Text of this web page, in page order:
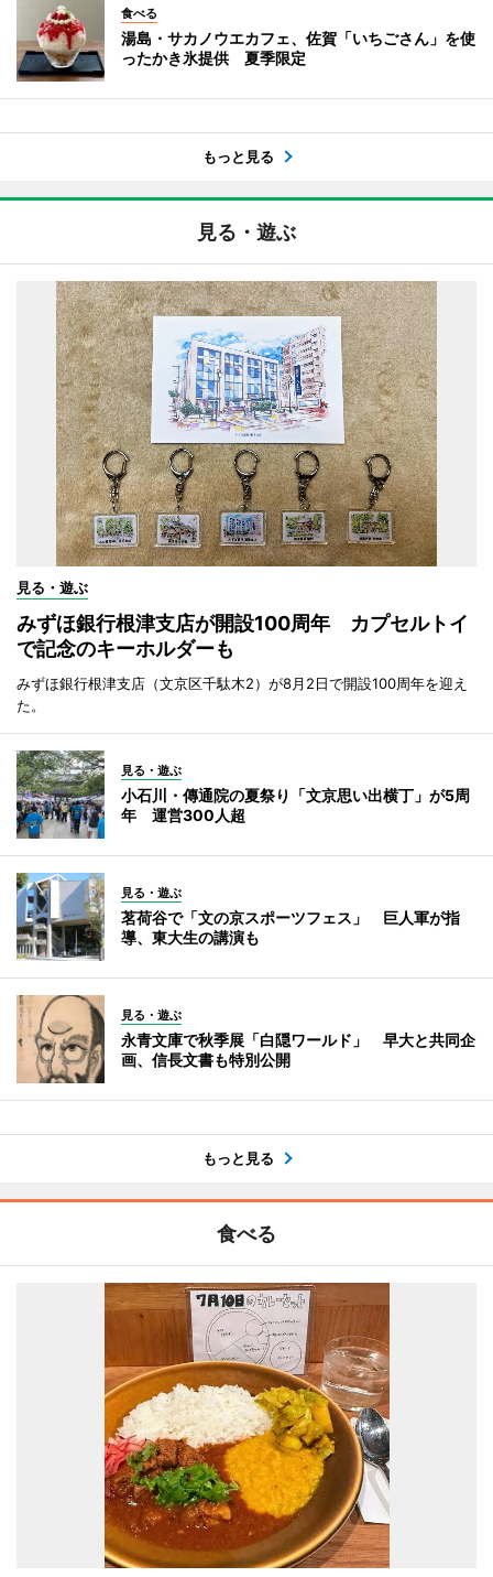
食べる
湯島・サカノウエカフェ、佐賀「いちごさん」を使
ったかき氷提供 夏季限定
もっと見る
見る・遊ぶ
見る・遊ぶ
みずほ銀行根津支店が開設100周年 カプセルトイ
で記念のキーホルダーも
みずほ銀行根津支店（文京区千駄木2）が8月2日で開設100周年を迎え
た。
見る・遊ぶ
小石川・傳通院の夏祭り「文京思い出横丁」が5周
年 運営300人超
見る・遊ぶ
茗荷谷で「文の京スポーツフェス」 巨人軍が指
導、東大生の講演も
見る・遊ぶ
永青文庫で秋季展「白隠ワールド」 早大と共同企
画、信長文書も特別公開
もっと見る
食べる